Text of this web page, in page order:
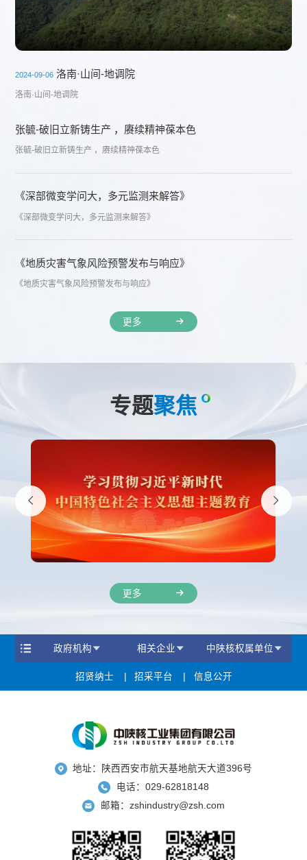
2024-09-06 洛南·山间-地调院
洛南·山间-地调院
张毓-破旧立新铸生产 ，赓续精神葆本色
张毓-破旧立新铸生产 ，赓续精神葆本色
《深部微变学问大，多元监测来解答》
《深部微变学问大，多元监测来解答》
《地质灾害气象风险预警发布与响应》
《地质灾害气象风险预警发布与响应》
更多
专题聚焦
更多
政府机构 相关企业 中陕核权属单位
招贤纳士 招采平台 信息公开
地址：陕西西安市航天基地航天大道396号
电话：029-62818148
邮箱：zshindustry@zsh.com